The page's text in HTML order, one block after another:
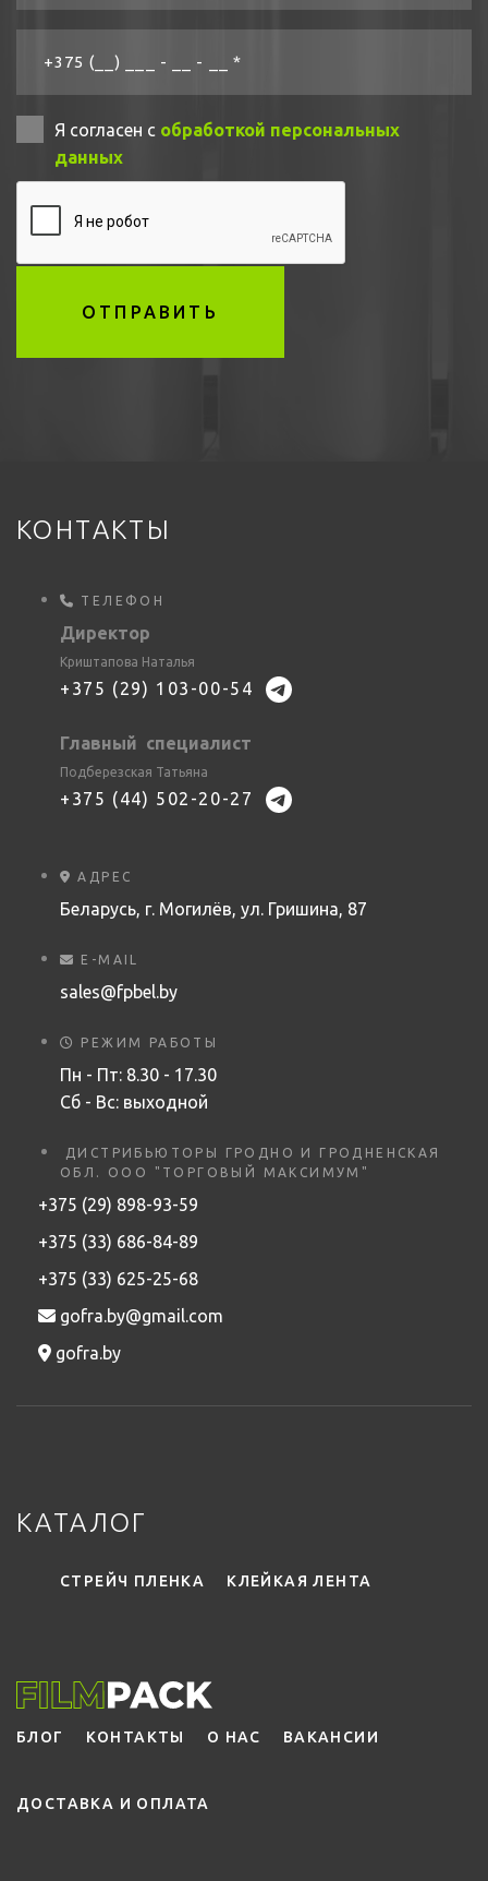
+375 (__) ___ - __ - __ *
Я согласен с обработкой персональных
данных
ОТПРАВИТЬ
КОНТАКТЫ
ТЕЛЕФОН
Директор
Криштапова Наталья
+375 (29) 103-00-54
Главный специалист
Подберезская Татьяна
+375 (44) 502-20-27
АДРЕС
Беларусь, г. Могилёв, ул. Гришина, 87
E-MAIL
sales@fpbel.by
РЕЖИМ РАБОТЫ
Пн - Пт: 8.30 - 17.30
Сб - Вс: выходной
ДИСТРИБЬЮТОРЫ ГРОДНО И ГРОДНЕНСКАЯ
ОБЛ. ООО "ТОРГОВЫЙ МАКСИМУМ"
+375 (29) 898-93-59
+375 (33) 686-84-89
+375 (33) 625-25-68
gofra.by@gmail.com
gofra.by
КАТАЛОГ
СТРЕЙЧ ПЛЕНКА КЛЕЙКАЯ ЛЕНТА
БЛОГ КОНТАКТЫ О НАС ВАКАНСИИ
ДОСТАВКА И ОПЛАТА